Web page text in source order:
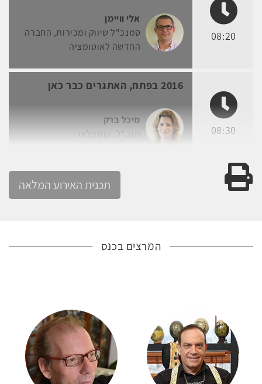
08:20
אלי וויימן
סמנכ"ל שיווק ומכירות החברה
החדשה לאוטומציה
08:30
2016 בפתח, האתגרים כבר כאן
מיכל ברק
מנכ"ל קומפלוט
תכנית האירוע המלאה
המרצים בכנס